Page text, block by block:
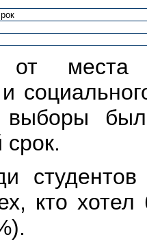
от места
срок.
кто